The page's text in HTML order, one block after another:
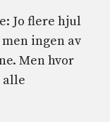
Jo flere hjul
ingen av
Men hvor
alle